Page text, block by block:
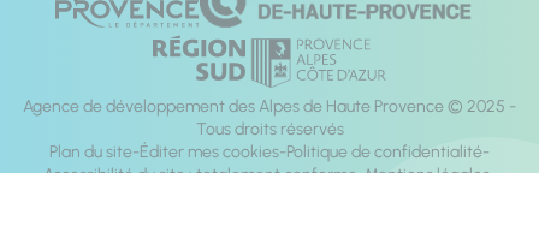
Agence de développement des Alpes de Haute Provence © 2025 -
Tous droits réservés
Plan du site Éditer mes cookies Politique de confidentialité
Accessibilité du site : totalement conforme Mentions légales